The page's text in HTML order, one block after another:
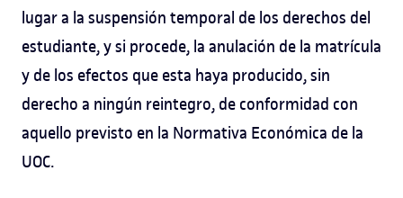
lugar a la suspensión temporal de los derechos del
estudiante, y si procede, la anulación de la matrícula
y de los efectos que esta haya producido, sin
derecho a ningún reintegro, de conformidad con
aquello previsto en la Normativa Económica de la
UOC.